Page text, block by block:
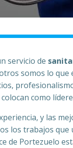
servicio de
somos lo que
como
y las
los trabajos que
de Portezuelo